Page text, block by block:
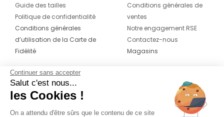
Guide des tailles
Politique de confidentialité
Conditions générales
d’utilisation de la Carte de
Fidélité
Conditions générales de
ventes
Notre engagement RSE
Contactez-nous
Magasins
CONTACT
04 42 20 78 42
Du lundi au jeudi de 8h30 à 16h30 & le
Continuer sans accepter
Salut c'est nous...
les Cookies !
On a attendu d'être sûrs que le contenu de ce site